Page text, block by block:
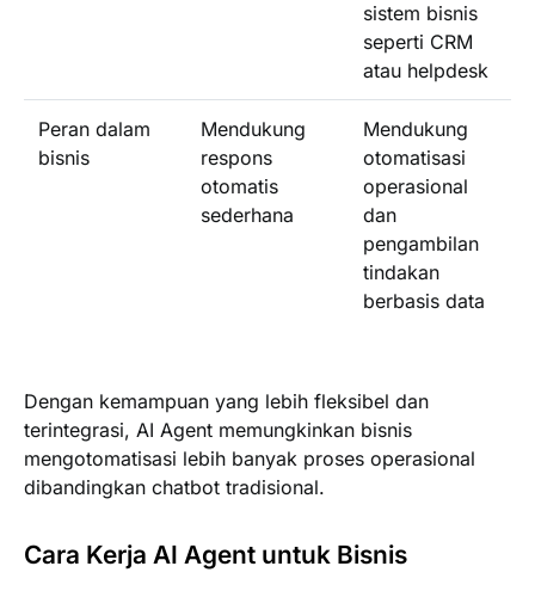
sistem bisnis
seperti CRM
atau helpdesk
Peran dalam
bisnis
Mendukung
respons
otomatis
sederhana
Mendukung
otomatisasi
operasional
dan
pengambilan
tindakan
berbasis data
Dengan kemampuan yang lebih fleksibel dan
terintegrasi, AI Agent memungkinkan bisnis
mengotomatisasi lebih banyak proses operasional
dibandingkan chatbot tradisional.
Cara Kerja AI Agent untuk Bisnis